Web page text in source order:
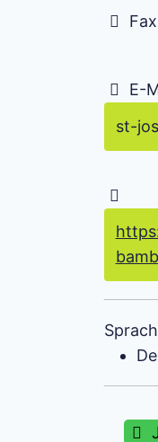
E-
st-